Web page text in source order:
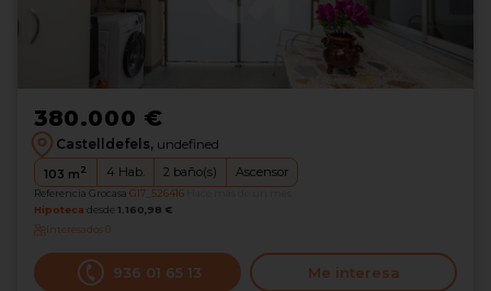
380.000 €
Castelldefels, undefined
103 m2 4 Hab. 2 baño(s) Ascensor
Referencia Grocasa G17_526416
Hipoteca desde 1.160,98 €
Interesados0
936 01 65 13 Me interesa